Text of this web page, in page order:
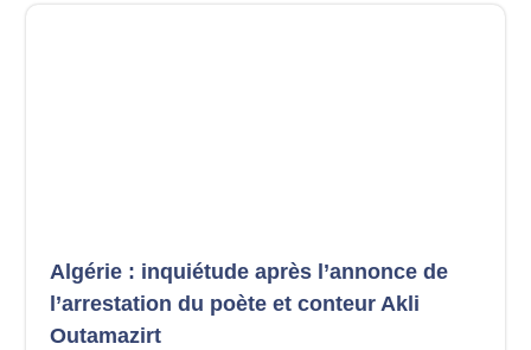
Algérie : inquiétude après l’annonce de
l’arrestation du poète et conteur Akli
Outamazirt